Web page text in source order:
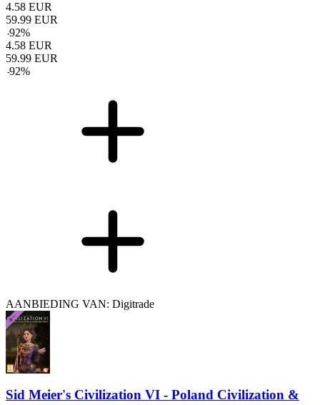
4.58 EUR
59.99 EUR
-92%
4.58 EUR
59.99 EUR
-92%
AANBIEDING VAN: Digitrade
Sid Meier's Civilization VI - Poland Civilization &